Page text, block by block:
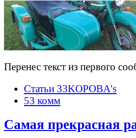
Перенес текст из первого
Статьи 33KOPOBA's
53 комм
Самая прекрасная